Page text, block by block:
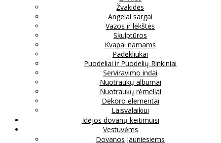
Žvakidės
Angelai sargai
Vazos ir lėkštės
Skulptūros
Kvapai namams
Padėkliukai
Puodeliai ir Puodelių Rinkiniai
Serviravimo indai
Nuotraukų albumai
Nuotraukų rėmeliai
Dekoro elementai
Laisvalaikiui
Idėjos dovanų keitimuisi
Vestuvėms
Dovanos Jauniesiems